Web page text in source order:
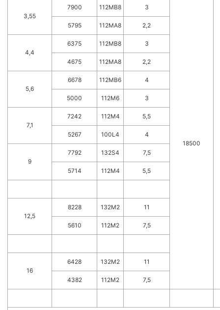
3,55
7900 112MB8 3
18500
5795 112MA8 2,2
4,4
6375 112MB8 3
4675 112MA8 2,2
5,6
6678 112MB6 4
5000 112M6 3
7,1
7242 112M4 5,5
5267 100L4 4
9
7792 132S4 7,5
5714 112M4 5,5
12,5
8228 132M2 11
5610 112M2 7,5
16
6428 132M2 11
4382 112M2 7,5